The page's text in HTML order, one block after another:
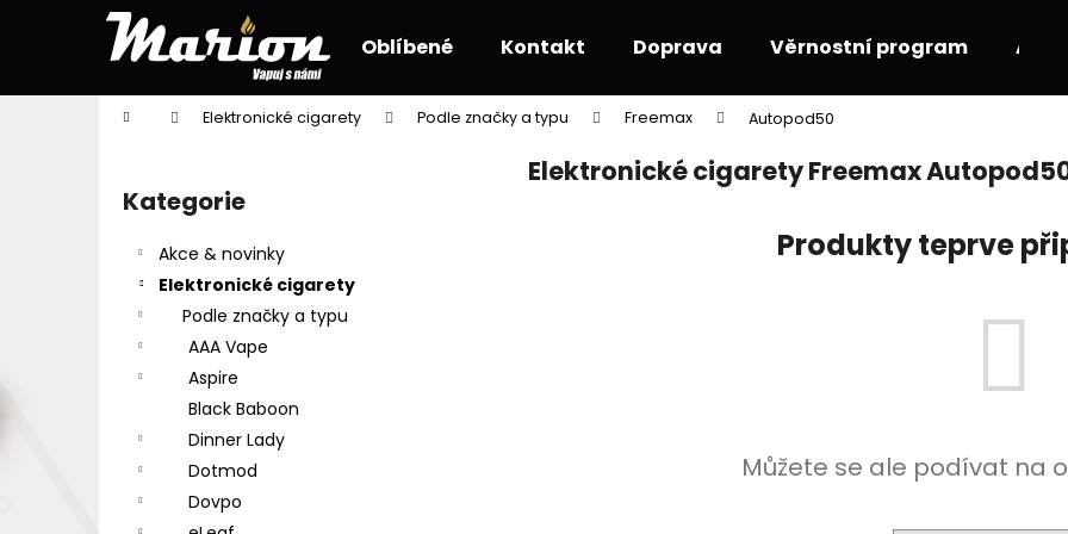
Oblíbené Kontakt Doprava Věrnostní program
Domů Elektronické cigarety Podle značky a typu Freemax Autopod50
Přeskočit
kategorie
Kategorie
Akce & novinky
Elektronické cigarety
Podle značky a typu
AAA Vape
Aspire
Black Baboon
Dinner Lady
Dotmod
Dovpo
Elektronické cigarety Freemax
Produkty teprve
Můžete se ale podívat na
í
Zpět
do
Zpět
do
Co potřebujete najít?